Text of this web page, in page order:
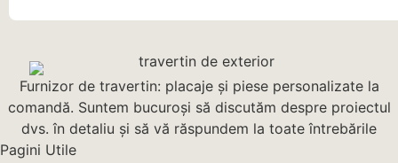
Furnizor de travertin: placaje și piese personalizate la
comandă. Suntem bucuroși să discutăm despre proiectul
dvs. în detaliu și să vă răspundem la toate întrebările
Pagini Utile